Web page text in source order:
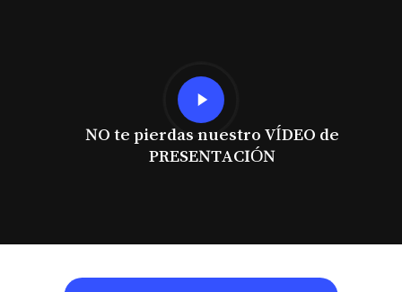
Play
Video
NO te pierdas nuestro VÍDEO de
PRESENTACIÓN